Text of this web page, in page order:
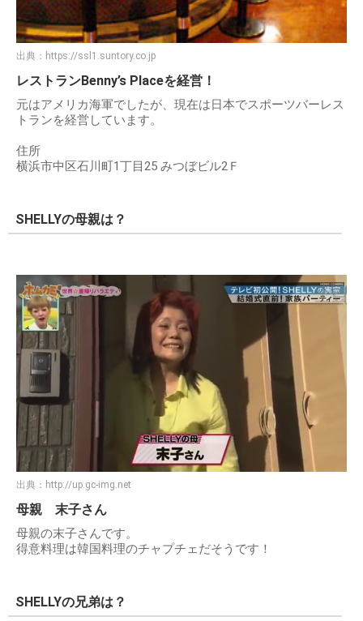
出典： https://ssl1.suntory.co.jp
レストランBenny’s Placeを経営！
元はアメリカ海軍でしたが、現在は日本でスポーツバーレス
トランを経営しています。
住所
横浜市中区石川町1丁目25 みつぼビル2Ｆ
SHELLYの母親は？
出典： http://up.gc-img.net
母親 末子さん
母親の末子さんです。
得意料理は韓国料理のチャプチェだそうです！
SHELLYの兄弟は？